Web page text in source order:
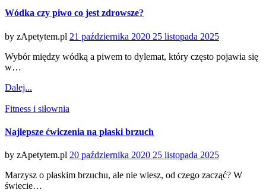
Wódka czy piwo co jest zdrowsze?
by zApetytem.pl Posted
21 października 2020 25 listopada 2025
Wybór między wódką a piwem to dylemat, który często pojawia się
w…
Dalej...
Categories
Fitness i siłownia
Najlepsze ćwiczenia na płaski brzuch
by zApetytem.pl Posted
20 października 2020 25 listopada 2025
Marzysz o płaskim brzuchu, ale nie wiesz, od czego zacząć? W
świecie…